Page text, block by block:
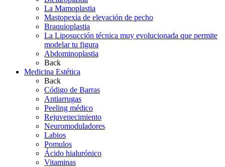
La Mamoplastia
Mastopexia de elevación de pecho
Braquioplastia
La Liposucción técnica muy evolucionada que permite
modelar tu figura
Abdominoplastia
Back
Medicina Estética
Back
Código de Barras
Antiarrugas
Peeling médico
Rejuvenecimiento
Neuromoduladores
Labios
Pomulos
Ácido hialurónico
Vitaminas